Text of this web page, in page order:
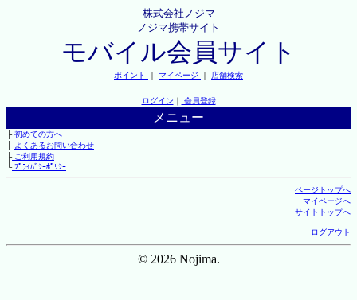
株式会社ノジマ
ノジマ携帯サイト
モバイル会員サイト
ポイント ｜ マイページ ｜ 店舗検索
ログイン ｜ 会員登録
メニュー
├初めての方へ
├ よくあるお問い合わせ
├ご利用規約
└ﾌﾟﾗｲﾊﾞｼｰﾎﾟﾘｼｰ
ページトップへ
マイページへ
サイトトップへ
ログアウト
© 2026 Nojima.